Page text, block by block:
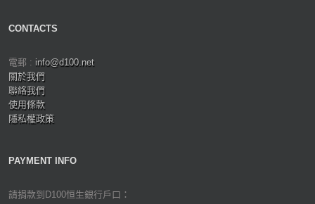
CONTACTS
電郵 : info@d100.net
關於我們
聯絡我們
使用條款
隱私權政策
PAYMENT INFO
請捐款到D100恒生銀行戶口：